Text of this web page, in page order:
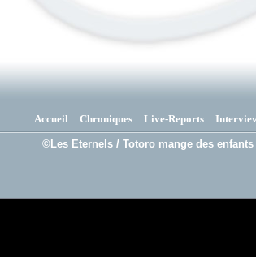
Accueil Chroniques Live-Reports
©Les Eternels / Totoro mange des